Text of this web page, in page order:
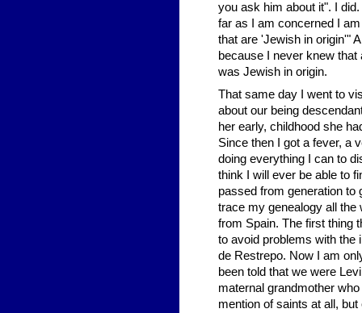
you ask him about it". I
far as I am concerned I
that are 'Jewish in origin'"
because I never knew
was Jewish in origin.
That same day I went to
about our being
her early, childhood she
Since then I got a fever, a
doing everything I can to
think I will ever be able to
passed from generation to
trace my genealogy all
from Spain. The first thing
to avoid problems with the
de Restrepo. Now I am
been told that we were
maternal grandmother
mention of saints at all,